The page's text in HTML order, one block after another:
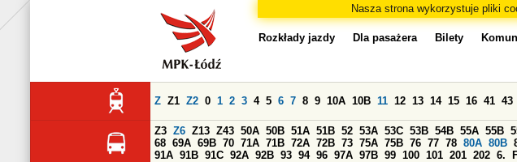
Nasza strona wykorzystuje pliki
Rozkłady jazdy Dla pasażera Bilety
Z Z1 Z2 0 1 2 3 4 5 6 7 8 9 10A 10B 11 12 13 14 15 16 41 43
Z3 Z6 Z13 Z43 50A 50B 51A 51B 52 53A 53C 53B 54B 55A 55B
68 69A 69B 70 71A 71B 72A 72B 73 75A 75B 76 77 78 80A 80B
91A 91B 91C 92A 92B 93 94 96 97A 97B 99 100 101 201 202 6.